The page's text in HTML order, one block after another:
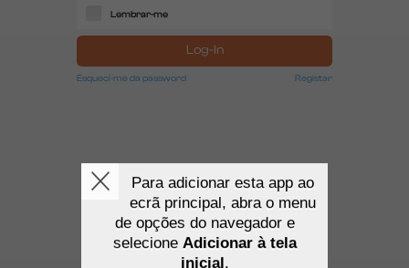
Lembrar-me
Log-In
Esqueci-me da password Registar